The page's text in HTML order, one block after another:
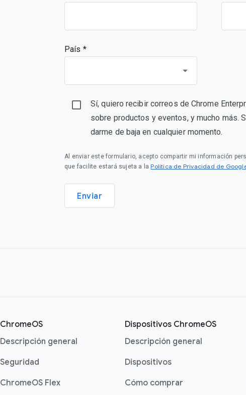
País *
Sí, quiero recibir correos de Chrome
sobre productos y eventos, y mucho más.
darme de baja en cualquier momento.
Al enviar este formulario, acepto compartir mi información
que facilite estará sujeta a la Política de Privacidad de
Enviar
ChromeOS
Descripción general
Seguridad
ChromeOS Flex
Dispositivos ChromeOS
Descripción general
Dispositivos
Cómo comprar